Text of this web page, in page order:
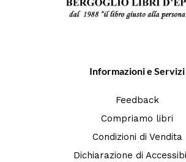
Informazioni e Servizi
Feedback
Compriamo libri
Condizioni di Vendita
Dichiarazione di